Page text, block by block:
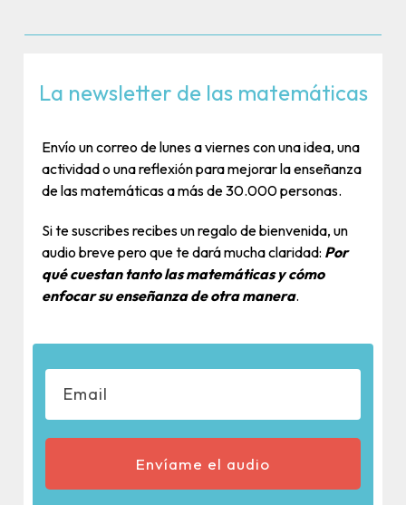
La newsletter de las matemáticas
Envío un correo de lunes a viernes con una idea, una
actividad o una reflexión para mejorar la enseñanza
de las matemáticas a más de 30.000 personas.
Si te suscribes recibes un regalo de bienvenida, un
audio breve pero que te dará mucha claridad: Por
qué cuestan tanto las matemáticas y cómo
enfocar su enseñanza de otra manera.
Envíame el audio